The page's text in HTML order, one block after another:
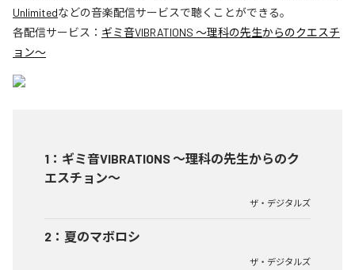
Unlimitedなどの音楽配信サービスで聴くことができる。
各配信サービス： ギミ音VIBRATIONS ～理科の先生からのクエスチ
ョン～
1 ： ギミ音VIBRATIONS ～理科の先生からのク
エスチョン～
ザ・デジタルズ
2 ： 夏のマボロシ
ザ・デジタルズ